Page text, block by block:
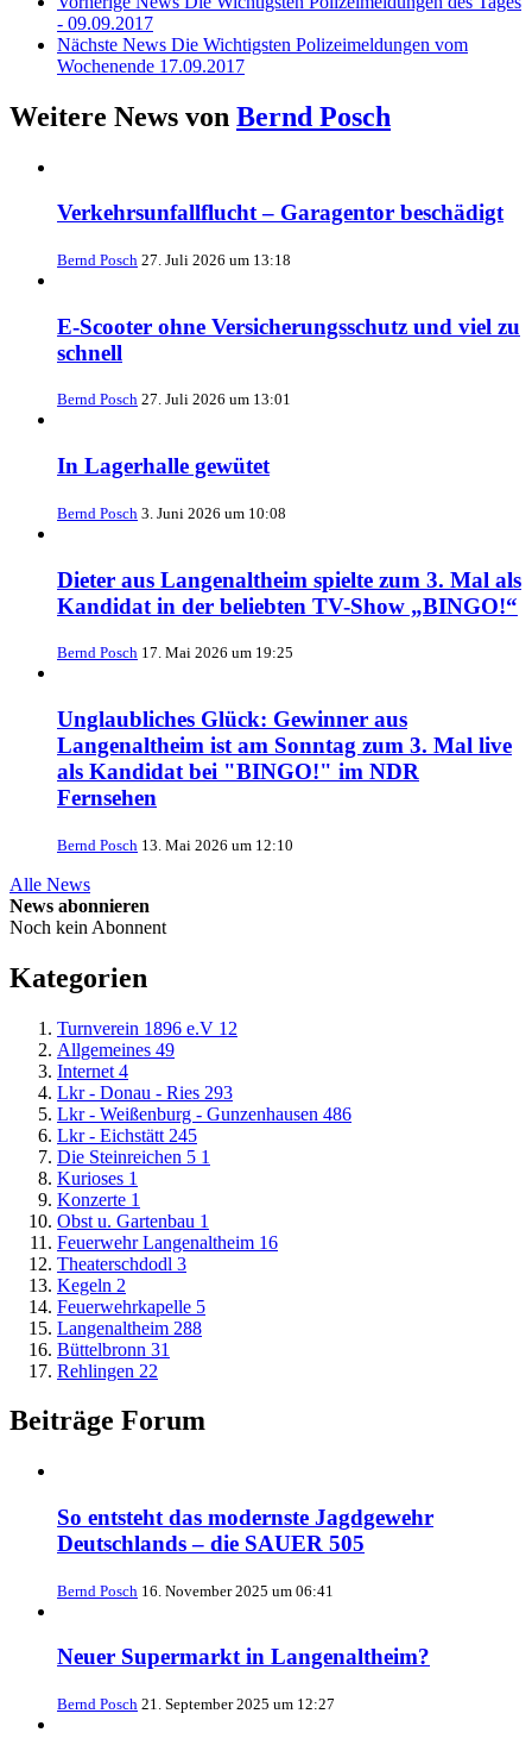
- 09.09.2017
Nächste News Die Wichtigsten Polizeimeldungen vom
Wochenende 17.09.2017
Weitere News von Bernd Posch
Verkehrsunfallflucht – Garagentor beschädigt
Bernd Posch 27. Juli 2026 um 13:18
E-Scooter ohne Versicherungsschutz und viel zu
schnell
Bernd Posch 27. Juli 2026 um 13:01
In Lagerhalle gewütet
Bernd Posch 3. Juni 2026 um 10:08
Dieter aus Langenaltheim spielte zum 3. Mal als
Kandidat in der beliebten TV-Show „BINGO!“
Bernd Posch 17. Mai 2026 um 19:25
Unglaubliches Glück: Gewinner aus
Langenaltheim ist am Sonntag zum 3. Mal live
als Kandidat bei "BINGO!" im NDR
Fernsehen
Bernd Posch 13. Mai 2026 um 12:10
Alle News
News abonnieren
Noch kein Abonnent
Kategorien
Turnverein 1896 e.V 12
Allgemeines 49
Internet 4
Lkr - Donau - Ries 293
Lkr - Weißenburg - Gunzenhausen 486
Lkr - Eichstätt 245
Die Steinreichen 5 1
Kurioses 1
Konzerte 1
Obst u. Gartenbau 1
Feuerwehr Langenaltheim 16
Theaterschdodl 3
Kegeln 2
Feuerwehrkapelle 5
Langenaltheim 288
Büttelbronn 31
Rehlingen 22
Beiträge Forum
So entsteht das modernste Jagdgewehr
Deutschlands – die SAUER 505
Bernd Posch 16. November 2025 um 06:41
Neuer Supermarkt in Langenaltheim?
Bernd Posch 21. September 2025 um 12:27